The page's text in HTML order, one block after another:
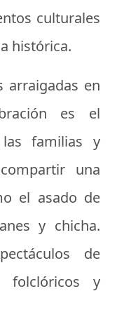
culturales
histórica.
arraigadas en
es el
familias y
una
el asado de
y chicha.
de
folclóricos y